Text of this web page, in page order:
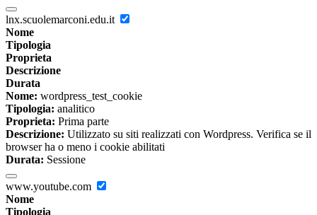
lnx.scuolemarconi.edu.it
Nome
Tipologia
Proprieta
Descrizione
Durata
Nome: wordpress_test_cookie
Tipologia: analitico
Proprieta: Prima parte
Descrizione: Utilizzato su siti realizzati con Wordpress. Verifica se il
browser ha o meno i cookie abilitati
Durata: Sessione
www.youtube.com
Nome
Tipologia